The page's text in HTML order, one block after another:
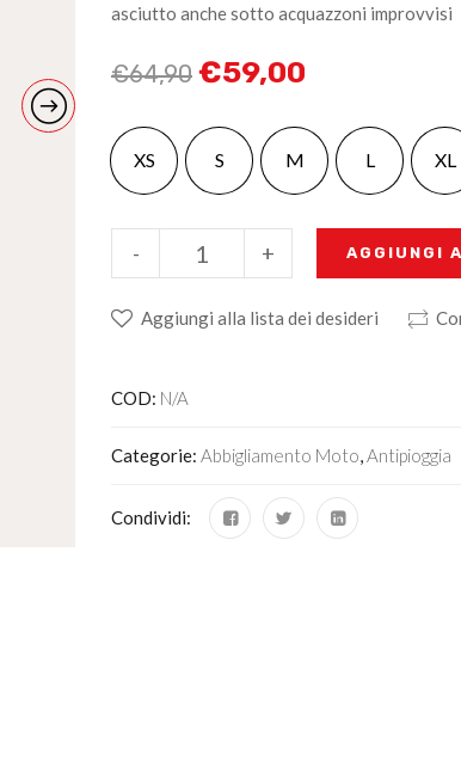
asciutto anche sotto acquazzoni improvvisi
€64,90 €59,00
XS S M L XL
+
- AGGIUNGI
Aggiungi alla lista dei desideri
COD: N/A
Categorie: Abbigliamento Moto Antipioggia
Condividi: